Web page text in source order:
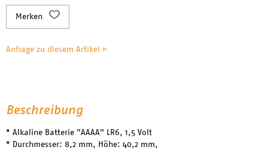
Merken
Anfrage zu diesem Artikel »
Beschreibung
* Alkaline Batterie "AAAA" LR6, 1,5 Volt
* Durchmesser: 8,2 mm, Höhe: 40,2 mm,